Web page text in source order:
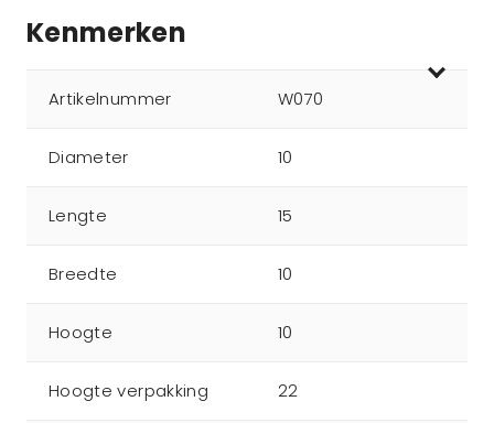
Kenmerken
Artikelnummer W070
Diameter 10
Lengte 15
Breedte 10
Hoogte 10
Hoogte verpakking 22